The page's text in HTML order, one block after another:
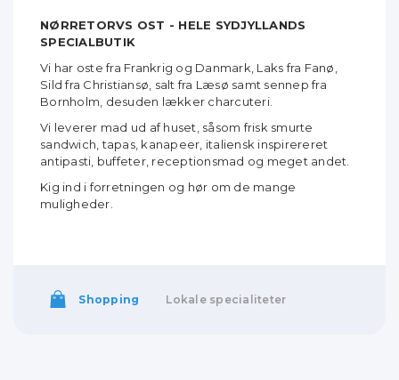
NØRRETORVS OST - HELE SYDJYLLANDS
SPECIALBUTIK
Vi har oste fra Frankrig og Danmark, Laks fra Fanø,
Sild fra Christiansø, salt fra Læsø samt sennep fra
Bornholm, desuden lækker charcuteri.
Vi leverer mad ud af huset, såsom frisk smurte
sandwich, tapas, kanapeer, italiensk inspirereret
antipasti, buffeter, receptionsmad og meget andet.
Kig ind i forretningen og hør om de mange
muligheder.
Shopping Lokale specialiteter